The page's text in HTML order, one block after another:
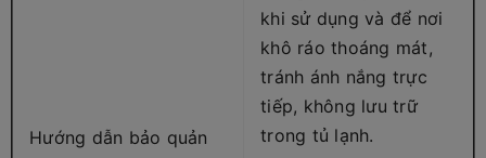
Hướng dẫn bảo quản
khi sử dụng và để nơi
khô ráo thoáng mát,
tránh ánh nắng trực
tiếp, không lưu trữ
trong tủ lạnh.